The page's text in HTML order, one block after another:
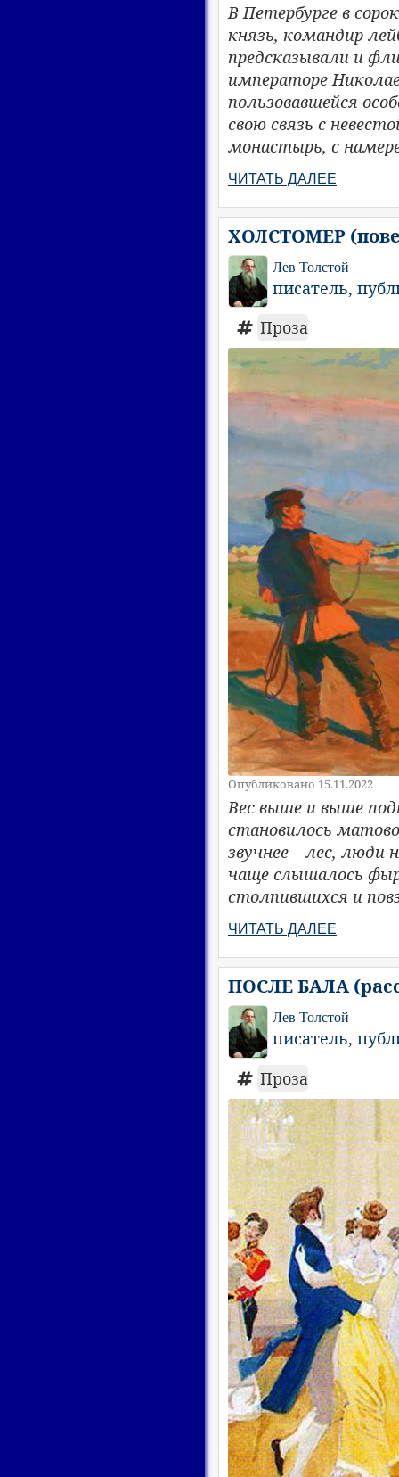
В Петербурге в
князь, командир
предсказывали и
императоре
пользовавшейся
свою связь с
монастырь, с
ЧИТАТЬ ДАЛЕЕ
ХОЛСТОМЕР
Лев Толстой
писатель,
Проза
Опубликовано 15.11.2022
Вес выше и выше
становилось
звучнее – лес, люди
чаще слышалось
столпившихся и
ЧИТАТЬ ДАЛЕЕ
ПОСЛЕ БАЛА
Лев Толстой
писатель,
Проза